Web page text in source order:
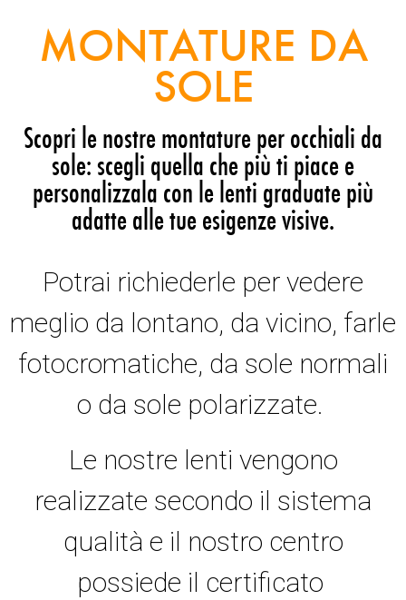
MONTATURE DA
SOLE
Scopri le nostre montature per occhiali da
sole: scegli quella che più ti piace e
personalizzala con le lenti graduate più
adatte alle tue esigenze visive.
Potrai richiederle per vedere
meglio da lontano, da vicino, farle
fotocromatiche, da sole normali
o da sole polarizzate.
Le nostre lenti vengono
realizzate secondo il sistema
qualità e il nostro centro
possiede il certificato